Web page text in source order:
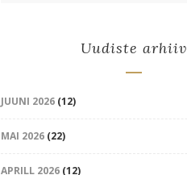
Uudiste arhiiv
JUUNI 2026(12)
MAI 2026(22)
APRILL 2026(12)